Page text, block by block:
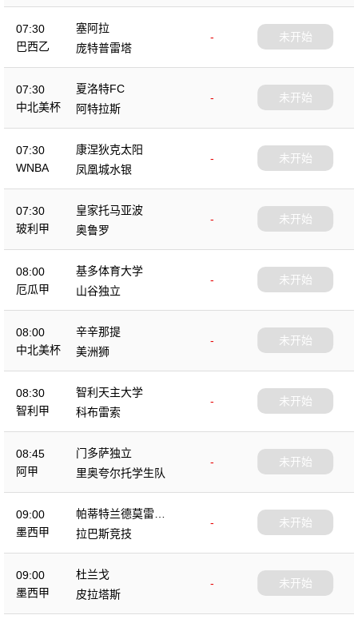
07:30
巴西乙
塞阿拉
-
庞特普雷塔
未开始
07:30
中北美杯
夏洛特FC
-
阿特拉斯
未开始
07:30
WNBA
康涅狄克太阳
-
凤凰城水银
未开始
07:30
玻利甲
皇家托马亚波
-
奥鲁罗
未开始
08:00
厄瓜甲
基多体育大学
-
山谷独立
未开始
08:00
中北美杯
辛辛那提
-
美洲狮
未开始
08:30
智利甲
智利天主大学
-
科布雷索
未开始
08:45
阿甲
门多萨独立
-
里奥夸尔托学生队
未开始
09:00
墨西甲
帕蒂特兰德莫雷洛
斯
-
拉巴斯竞技
未开始
09:00
墨西甲
杜兰戈
-
皮拉塔斯
未开始